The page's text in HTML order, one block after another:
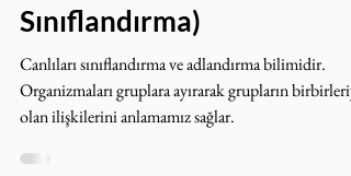
(Adlandırma /
Sınıflandırma)
Canlıları sınıflandırma ve adlandırma bilimidir.
Organizmaları gruplara ayırarak grupların
olan ilişkilerini anlamamız sağlar.